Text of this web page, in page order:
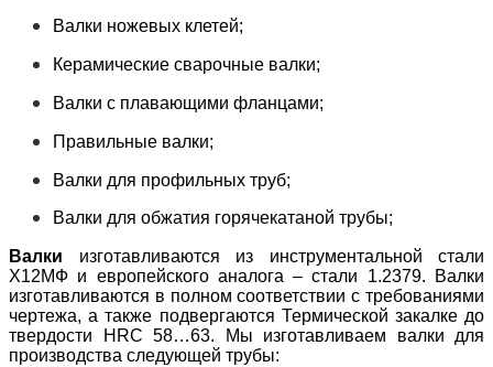
Валки ножевых клетей;
Керамические сварочные валки;
Валки с плавающими фланцами;
Правильные валки;
Валки для профильных труб;
Валки для обжатия горячекатаной трубы;
Валки изготавливаются из инструментальной стали
Х12МФ и европейского аналога – стали 1.2379. Валки
изготавливаются в полном соответствии с требованиями
чертежа, а также подвергаются Термической закалке до
твердости HRC 58…63. Мы изготавливаем валки для
производства следующей трубы: